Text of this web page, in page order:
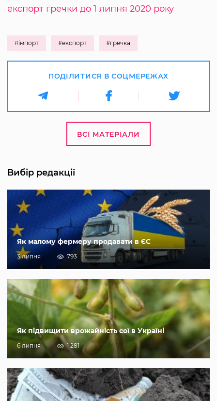
експорт гречки до 1 липня 2020 року
#імпорт #експорт #гречка
ПОДІЛИТИСЯ В СОЦМЕРЕЖАХ
ВСІ МАТЕРІАЛИ
Вибір редакції
Як малому фермеру продавати в ЄС
3 липня 793
Як підвищити врожайність сої в Україні
6 липня 1 281